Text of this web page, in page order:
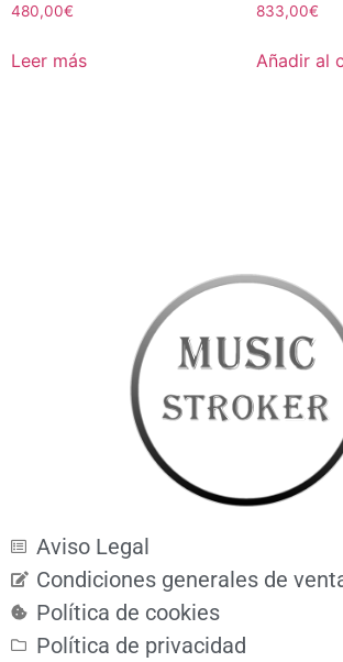
480,00€
Leer más
833,00€
Añadir al
Aviso Legal
Condiciones generales de
Política de cookies
Política de privacidad